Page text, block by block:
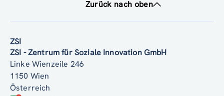
Zurück nach oben
ZSI
ZSI - Zentrum für Soziale Innovation GmbH
Linke Wienzeile 246
1150 Wien
Österreich